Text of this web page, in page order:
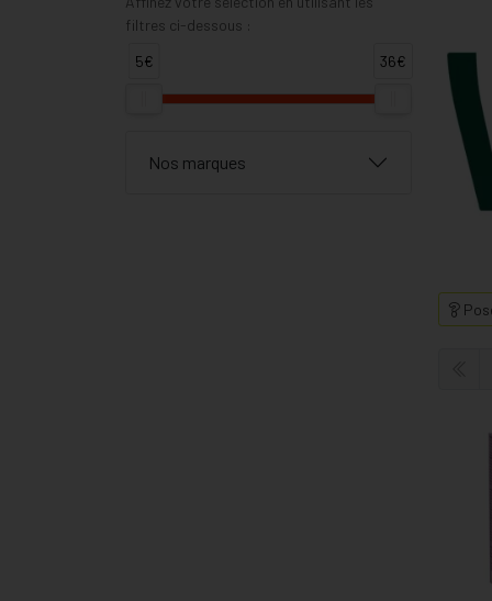
filtres ci-dessous :
5€
36€
Nos marques